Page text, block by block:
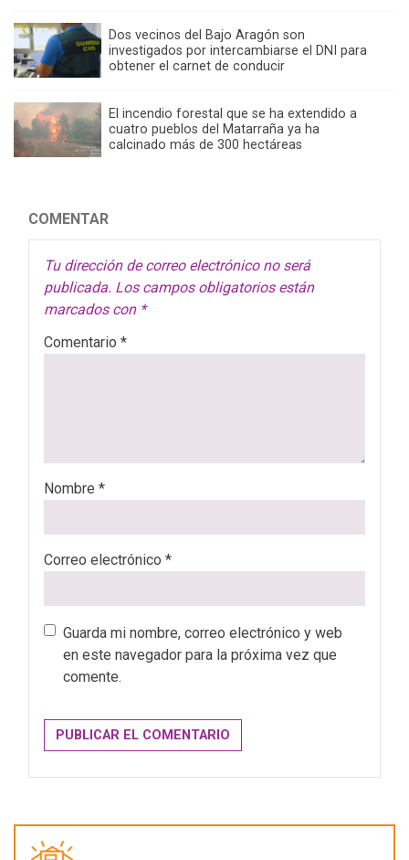
Dos vecinos del Bajo Aragón son
investigados por intercambiarse el DNI para
obtener el carnet de conducir
El incendio forestal que se ha extendido a
cuatro pueblos del Matarraña ya ha
calcinado más de 300 hectáreas
COMENTAR
Tu dirección de correo electrónico no será
publicada. Los campos obligatorios están
marcados con *
Comentario *
Nombre *
Correo electrónico *
Guarda mi nombre, correo electrónico y web
en este navegador para la próxima vez que
comente.